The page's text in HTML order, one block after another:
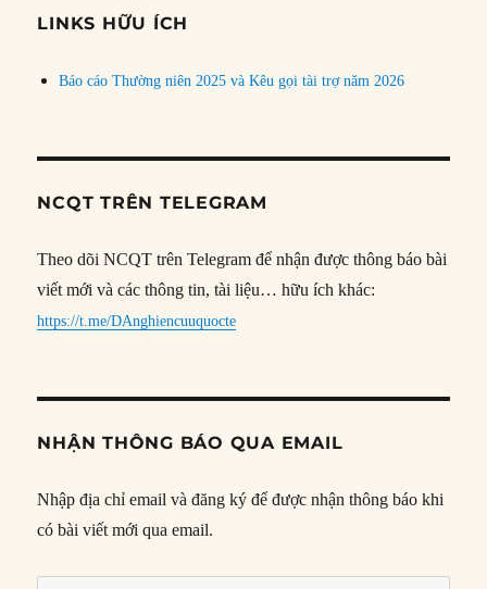
đề
LINKS HỮU ÍCH
Báo cáo Thường niên 2025 và Kêu gọi tài trợ năm 2026
NCQT TRÊN TELEGRAM
Theo dõi NCQT trên Telegram để nhận được thông báo bài
viết mới và các thông tin, tài liệu… hữu ích khác:
https://t.me/DAnghiencuuquocte
NHẬN THÔNG BÁO QUA EMAIL
Nhập địa chỉ email và đăng ký để được nhận thông báo khi
có bài viết mới qua email.